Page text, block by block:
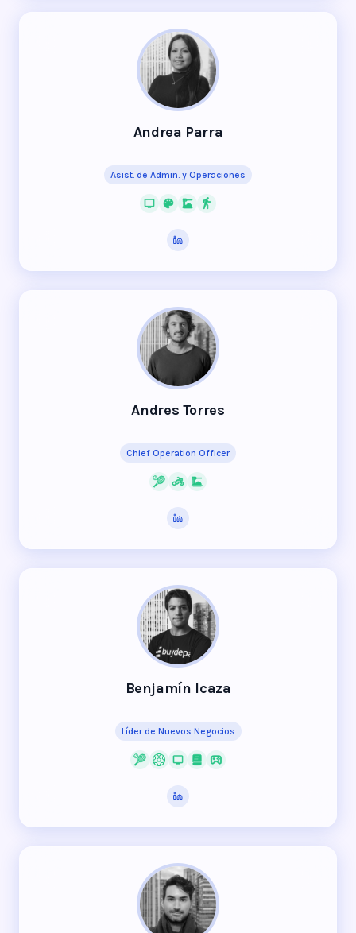
Andrea Parra
Asist. de Admin. y Operaciones
Andres Torres
Chief Operation Officer
Benjamín Icaza
Líder de Nuevos Negocios